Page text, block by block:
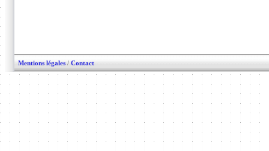
Mentions légales / Contact